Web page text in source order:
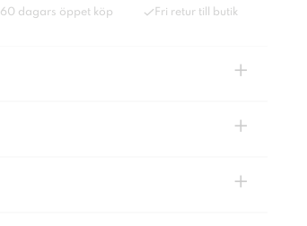
60 dagars öppet köp Fri retur till butik
+
+
+